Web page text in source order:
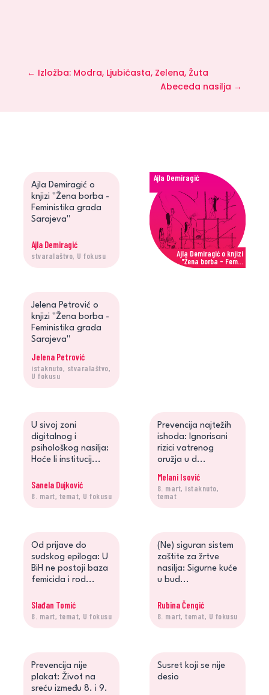
← Izložba: Modra, Ljubičasta, Zelena, Žuta
Abeceda nasilja →
Ajla Demiragić o
knjizi "Žena borba -
Feministika grada
Sarajeva"
Ajla Demiragić
stvaralaštvo, U fokusu
Ajla Demiragić o knjizi
"Žena borba - Fem...
Ajla Demiragić
Jelena Petrović o
knjizi "Žena borba -
Feministika grada
Sarajeva"
Jelena Petrović
istaknuto, stvaralaštvo,
U fokusu
U sivoj zoni
digitalnog i
psihološkog nasilja:
Hoće li institucij...
Sanela Dujković
8. mart, temat, U fokusu
Prevencija najtežih
ishoda: Ignorisani
rizici vatrenog
oružja u d...
Melani Isović
8. mart, istaknuto,
temat
Od prijave do
sudskog epiloga: U
BiH ne postoji baza
femicida i rod...
Slađan Tomić
8. mart, temat, U fokusu
(Ne) siguran sistem
zaštite za žrtve
nasilja: Sigurne kuće
u bud...
Rubina Čengić
8. mart, temat, U fokusu
Prevencija nije
plakat: Život na
sreću između 8. i 9.
Susret koji se nije
desio